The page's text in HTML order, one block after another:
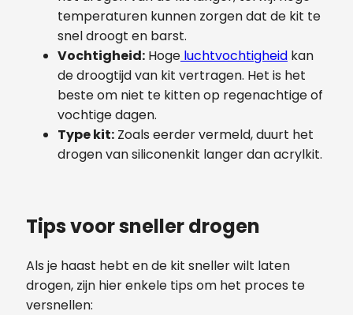
temperaturen kunnen zorgen dat de kit te
snel droogt en barst.
Vochtigheid: Hoge luchtvochtigheid kan
de droogtijd van kit vertragen. Het is het
beste om niet te kitten op regenachtige of
vochtige dagen.
Type kit: Zoals eerder vermeld, duurt het
drogen van siliconenkit langer dan acrylkit.
Tips voor sneller drogen
Als je haast hebt en de kit sneller wilt laten
drogen, zijn hier enkele tips om het proces te
versnellen: